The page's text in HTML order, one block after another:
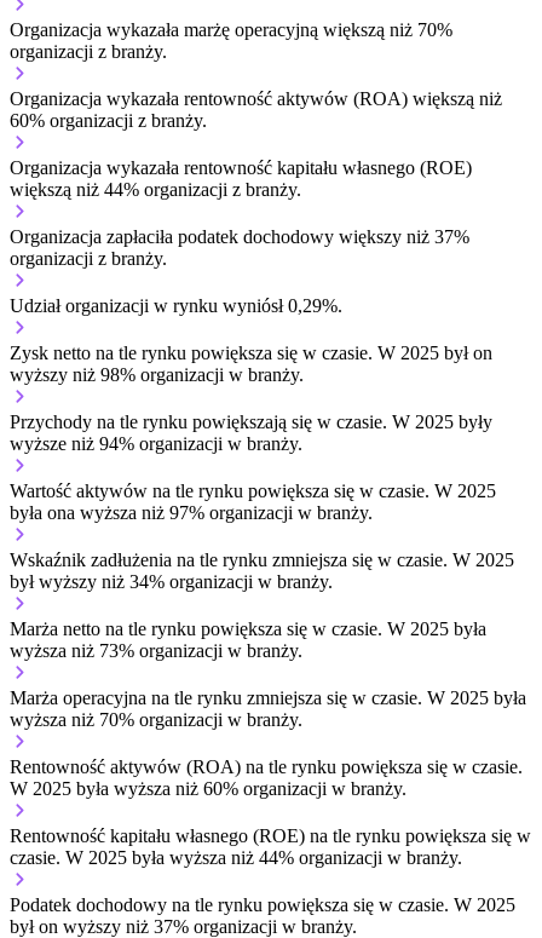
Organizacja wykazała marżę operacyjną większą niż 70%
organizacji z branży.
Organizacja wykazała rentowność aktywów (ROA) większą niż
60% organizacji z branży.
Organizacja wykazała rentowność kapitału własnego (ROE)
większą niż 44% organizacji z branży.
Organizacja zapłaciła podatek dochodowy większy niż 37%
organizacji z branży.
Udział organizacji w rynku wyniósł 0,29%.
Zysk netto na tle rynku powiększa się w czasie. W 2025 był on
wyższy niż 98% organizacji w branży.
Przychody na tle rynku powiększają się w czasie. W 2025 były
wyższe niż 94% organizacji w branży.
Wartość aktywów na tle rynku powiększa się w czasie. W 2025
była ona wyższa niż 97% organizacji w branży.
Wskaźnik zadłużenia na tle rynku zmniejsza się w czasie. W 2025
był wyższy niż 34% organizacji w branży.
Marża netto na tle rynku powiększa się w czasie. W 2025 była
wyższa niż 73% organizacji w branży.
Marża operacyjna na tle rynku zmniejsza się w czasie. W 2025 była
wyższa niż 70% organizacji w branży.
Rentowność aktywów (ROA) na tle rynku powiększa się w czasie.
W 2025 była wyższa niż 60% organizacji w branży.
Rentowność kapitału własnego (ROE) na tle rynku powiększa się w
czasie. W 2025 była wyższa niż 44% organizacji w branży.
Podatek dochodowy na tle rynku powiększa się w czasie. W 2025
był on wyższy niż 37% organizacji w branży.